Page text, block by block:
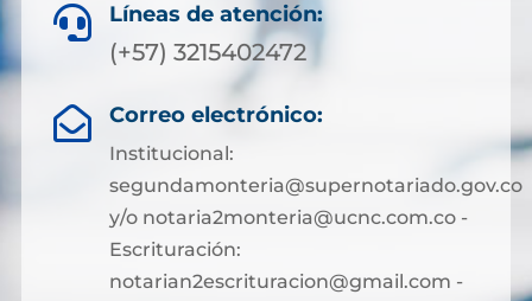
 Líneas de atención:
(+57) 3215402472
 Correo electrónico:
Institucional:
segundamonteria@supernotariado.gov.co
y/o notaria2monteria@ucnc.com.co -
Escrituración:
notarian2escrituracion@gmail.com -